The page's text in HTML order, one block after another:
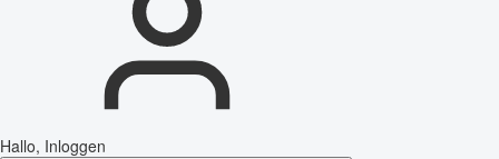
Hallo, Inloggen